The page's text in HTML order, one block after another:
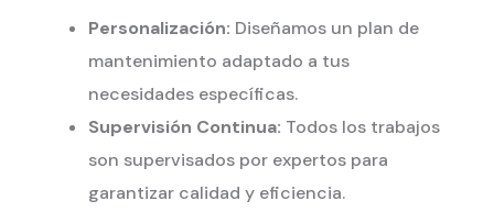
Personalización: Diseñamos un plan de
mantenimiento adaptado a tus
necesidades específicas.
Supervisión Continua: Todos los trabajos
son supervisados por expertos para
garantizar calidad y eficiencia.